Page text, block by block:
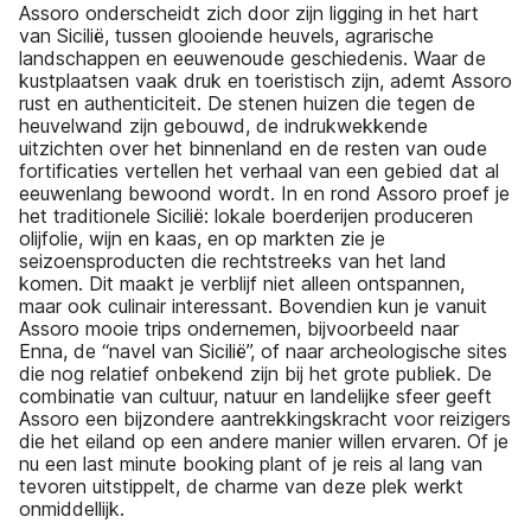
Assoro onderscheidt zich door zijn ligging in het hart
van Sicilië, tussen glooiende heuvels, agrarische
landschappen en eeuwenoude geschiedenis. Waar de
kustplaatsen vaak druk en toeristisch zijn, ademt Assoro
rust en authenticiteit. De stenen huizen die tegen de
heuvelwand zijn gebouwd, de indrukwekkende
uitzichten over het binnenland en de resten van oude
fortificaties vertellen het verhaal van een gebied dat al
eeuwenlang bewoond wordt. In en rond Assoro proef je
het traditionele Sicilië: lokale boerderijen produceren
olijfolie, wijn en kaas, en op markten zie je
seizoensproducten die rechtstreeks van het land
komen. Dit maakt je verblijf niet alleen ontspannen,
maar ook culinair interessant. Bovendien kun je vanuit
Assoro mooie trips ondernemen, bijvoorbeeld naar
Enna, de “navel van Sicilië”, of naar archeologische sites
die nog relatief onbekend zijn bij het grote publiek. De
combinatie van cultuur, natuur en landelijke sfeer geeft
Assoro een bijzondere aantrekkingskracht voor reizigers
die het eiland op een andere manier willen ervaren. Of je
nu een last minute booking plant of je reis al lang van
tevoren uitstippelt, de charme van deze plek werkt
onmiddellijk.